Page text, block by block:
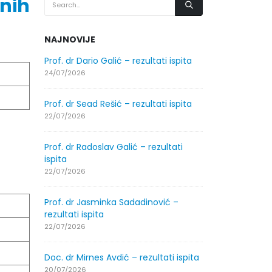
NAJNOVIJE
Prof. dr Dario Galić – rezultati ispita
24/07/2026
Prof. dr Sead Rešić – rezultati ispita
22/07/2026
Prof. dr Radoslav Galić – rezultati
ispita
22/07/2026
Prof. dr Jasminka Sadadinović –
rezultati ispita
22/07/2026
Doc. dr Mirnes Avdić – rezultati ispita
20/07/2026